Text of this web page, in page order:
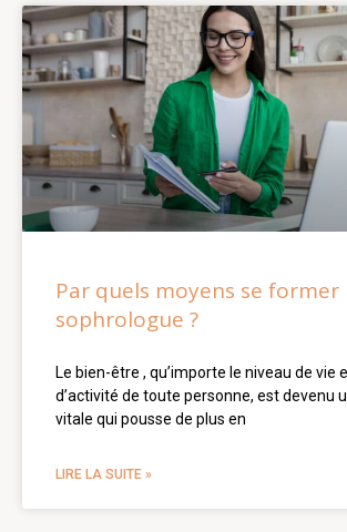
Par quels moyens se
sophrologue ?
Le bien-être , qu’importe le niveau de vie
d’activité de toute personne, est devenu
vitale qui pousse de plus en
LIRE LA SUITE »